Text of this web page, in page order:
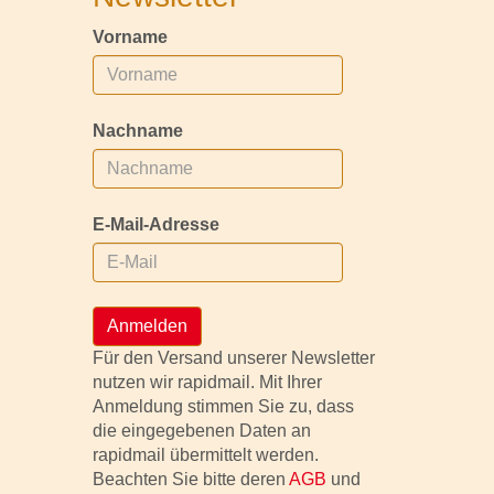
Vorname
Nachname
E-Mail-Adresse
Anmelden
Für den Versand unserer Newsletter
nutzen wir rapidmail. Mit Ihrer
Anmeldung stimmen Sie zu, dass
die eingegebenen Daten an
rapidmail übermittelt werden.
Beachten Sie bitte deren AGB und